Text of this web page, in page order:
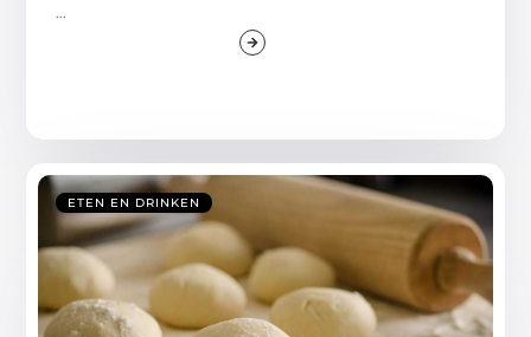
...
ETEN EN DRINKEN